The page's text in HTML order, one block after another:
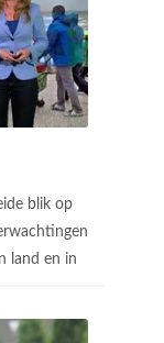
blik op
land en in